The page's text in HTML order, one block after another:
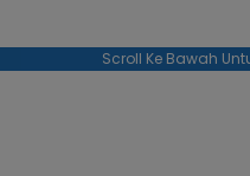
Scroll Ke Bawah